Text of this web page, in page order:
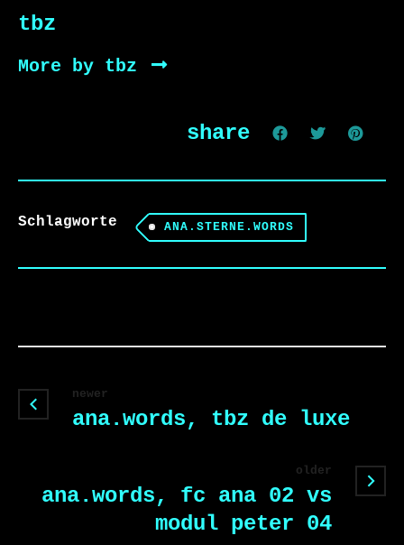
tbz
More by tbz
share
Schlagworte ANA.STERNE.WORDS
newer
ana.words, tbz de luxe
older
ana.words, fc ana 02 vs
modul peter 04